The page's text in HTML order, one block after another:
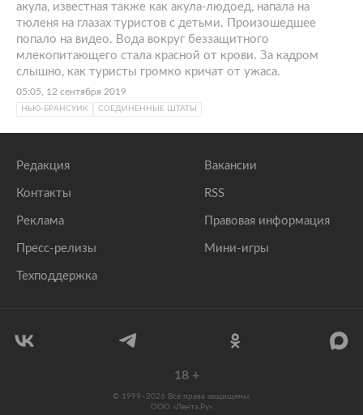
акула, известная также как акула-людоед, напала на
тюленя на глазах туристов с детьми. Произошедшее
попало на видео. Вода вокруг беззащитного
млекопитающего стала красной от крови. За кадром
слышно, как туристы громко кричат от ужаса.
05:05, 12 сентября 2019
НЬЮ-БРАНСУИК СОЕДИНЕННЫЕ ШТАТЫ
Редакция
Контакты
Реклама
Пресс-релизы
Техподдержка
Вакансии
RSS
Правовая информация
Мини-игры
18 +
© 1999–2026 Все права защищены.
ООО «Лента.Ру»